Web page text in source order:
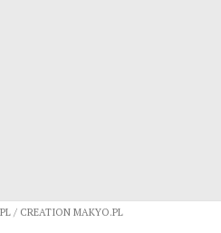
/ CREATION MAKYO.PL